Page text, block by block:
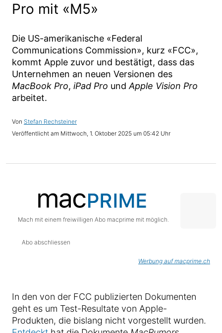
Pro mit «M5»
Die US-amerikanische «Federal
Communications Commission», kurz «FCC»,
kommt Apple zuvor und bestätigt, dass das
Unternehmen an neuen Versionen des
MacBook Pro, iPad Pro und Apple Vision Pro
arbeitet.
Stefan Rechsteiner
Mittwoch, 1. Oktober 2025 um 05:42 Uhr
Mach mit einem freiwilligen Abo macprime mit möglich.
Abo abschliessen
Werbung auf macprime.ch
In den von der FCC publizierten Dokumenten
geht es um Test-Resultate von Apple-
Produkten, die bislang nicht vorgestellt wurden.